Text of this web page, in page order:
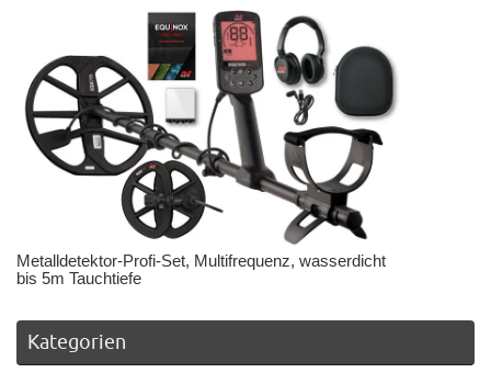
Metalldetektor-Profi-Set, Multifrequenz, wasserdicht
bis 5m Tauchtiefe
Kategorien